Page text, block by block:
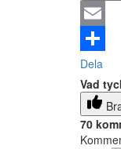
Email
Dela
Vad
70